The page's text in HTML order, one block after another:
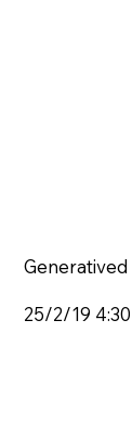
Generatived
25/2/19 4:30